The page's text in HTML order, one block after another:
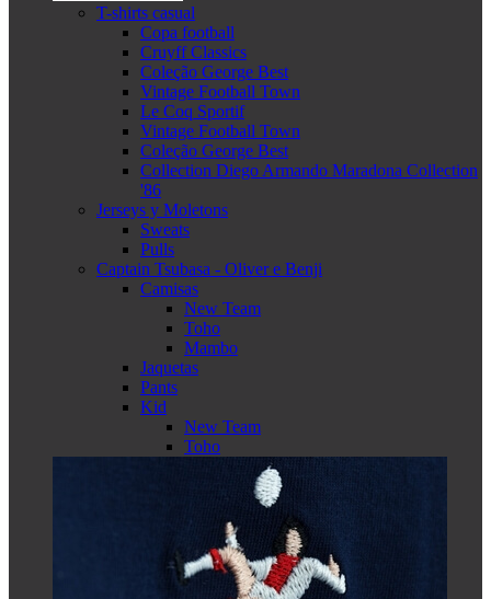
T-shirts casual
Copa football
Cruyff Classics
Coleção George Best
Vintage Football Town
Le Coq Sportif
Vintage Football Town
Coleção George Best
Collection Diego Armando Maradona Collection
'86
Jerseys y Moletons
Sweats
Pulls
Captain Tsubasa - Oliver e Benji
Camisas
New Team
Toho
Mambo
Jaquetas
Pants
Kid
New Team
Toho